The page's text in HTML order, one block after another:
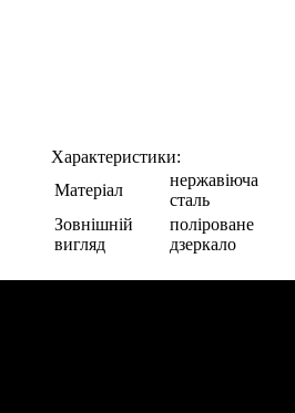
Характеристики:
Матеріал
нержавіюча
сталь
Зовнішній
вигляд
поліроване
дзеркало